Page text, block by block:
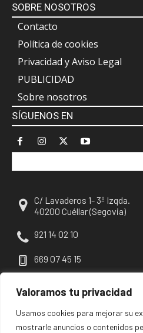
Valoramos tu privacidad
Usamos cookies para mejorar su
mostrarle anuncios o contenidos
SOBRE NOSOTROS
Contacto
Política de cookies
Privacidad y Aviso Legal
PUBLICIDAD
Sobre nosotros
SÍGUENOS EN
C/ Lavaderos 1- 3º Izqda.
40200 Cuéllar (Segovia)
921 14 02 10
669 07 45 15